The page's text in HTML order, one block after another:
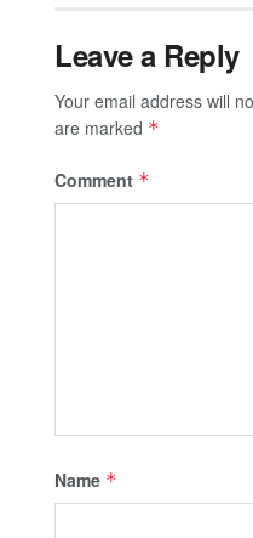
Leave a Reply
Your email address will
are marked *
Comment *
Name *